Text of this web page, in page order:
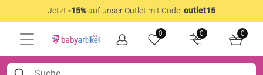
Jetzt -15%auf unser Outlet mit Code: outlet15
0 0 0